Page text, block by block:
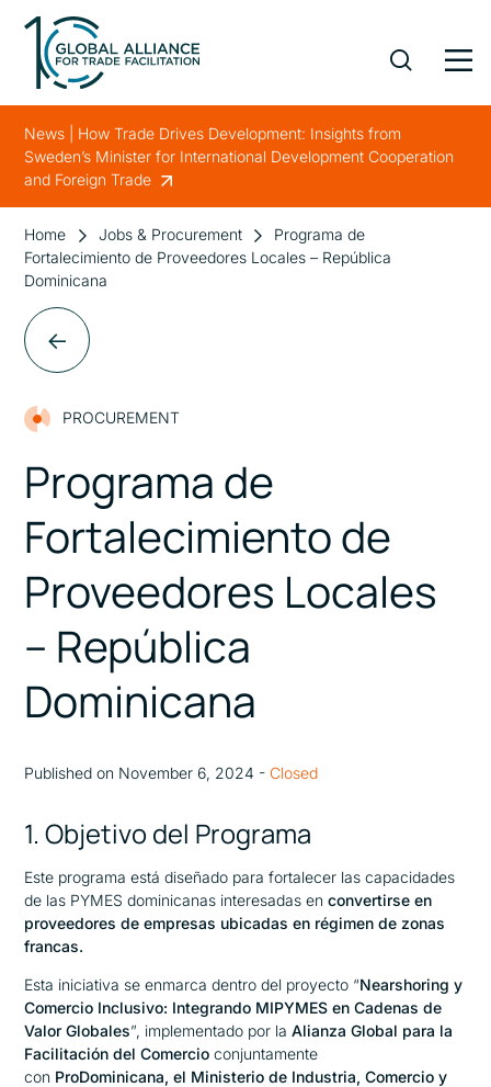
News | How Trade Drives Development: Insights from
Sweden’s Minister for International Development Cooperation
and Foreign Trade
Home Jobs & Procurement
Programa de
Fortalecimiento de Proveedores Locales – República
Dominicana
PROCUREMENT
Programa de
Fortalecimiento de
Proveedores Locales
– República
Dominicana
Published on November 6, 2024 - Closed
1. Objetivo del Programa
Este programa está diseñado para fortalecer las capacidades
de las PYMES dominicanas interesadas enconvertirse en
proveedores de empresas ubicadas en régimen de zonas
francas.
Esta iniciativa se enmarca dentro del proyecto “Nearshoring y
Comercio Inclusivo: Integrando MIPYMES en Cadenas de
Valor Globales”, implementado por laAlianza Global para la
Facilitación del Comercio conjuntamente
con ProDominicana, el Ministerio de Industria, Comercio y